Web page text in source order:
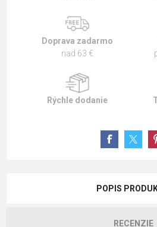
Doprava zadarmo
nad 63 €
Rýchle dodanie
POPIS
RECENZIE